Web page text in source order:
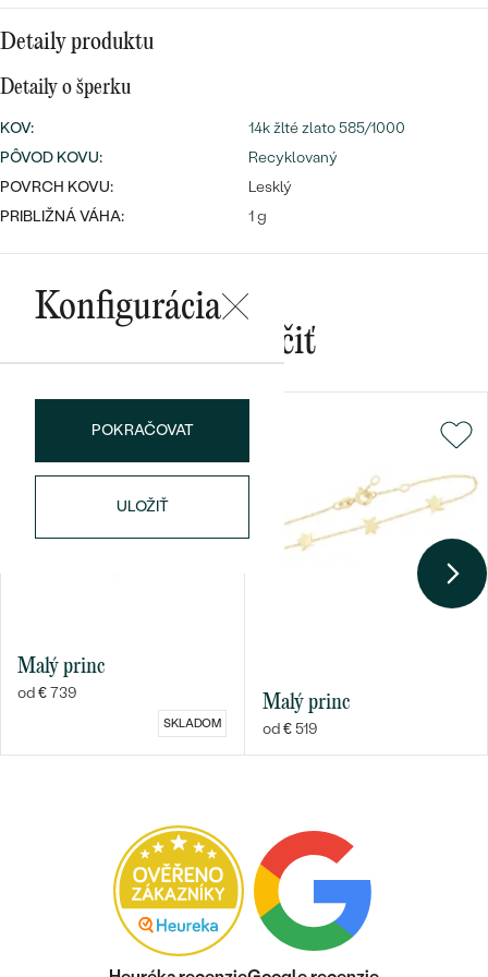
Wave kolekcia
PODĽA TVARU DRAHOKAMU
NA MIERU
Bestsellery
náušnice
PREZRIEŤ
Personalizované
prívesky
Najpredávanejšie
prstene
Detaily produktu
Detaily o šperku
KOV:
14k žlté zlato 585/1000
PÔVOD KOVU:
Recyklovaný
POVRCH KOVU:
Lesklý
PRIBLIŽNÁ VÁHA:
1 g
Konfigurácia
POKRAČOVAT
ULOŽIŤ
Mohlo by sa vám páčiť
Malý princ
od € 739
SKLADOM
Malý princ
od € 519